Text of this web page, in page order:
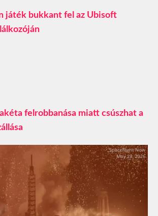
játék bukkant fel az Ubisoft
felrobbanása miatt csúszhat a